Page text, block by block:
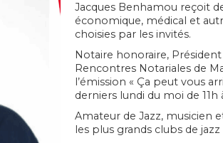
Jacques Benhamou reçoit
économique, médical et
choisies par les invités.
Notaire honoraire,
Rencontres Notariales de
l’émission « Ça peut vous
derniers lundi du moi de 11h
Amateur de Jazz, musicien
les plus grands clubs de